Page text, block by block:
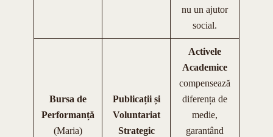
nu un ajutor
social.
Bursa de
Performanță
(Maria)
Publicații și
Voluntariat
Strategic
Activele
Academice
compensează
diferența de
medie,
garantând